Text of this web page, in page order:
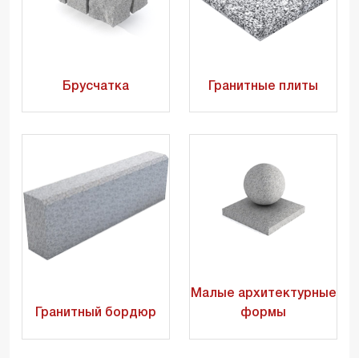
Брусчатка Гранитные плиты
Гранитный бордюр
Малые архитектурные
формы